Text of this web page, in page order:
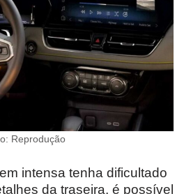
Reprodução
intensa tenha dificultado
da traseira, é possível